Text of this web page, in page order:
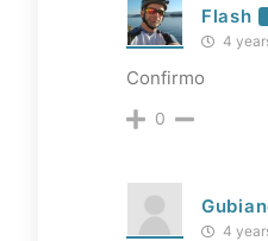
Flash
4
Confirmo
0
4